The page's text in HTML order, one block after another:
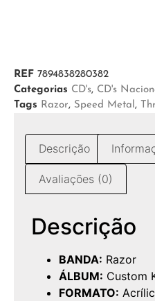
REF 7894838280382
Categorias CD's, CD's
Tags Razor, Speed Metal ,
Descrição
Avaliações (0)
Descrição
BANDA: Razor
ÁLBUM: Custom
FORMATO: